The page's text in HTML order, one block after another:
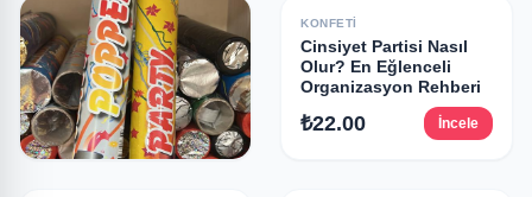
konfeti Kampanya
₺24.00 İncele
KONFETI
Cinsiyet Partisi Nasıl
Olur? En Eğlenceli
Organizasyon Rehberi
₺22.00 İncele